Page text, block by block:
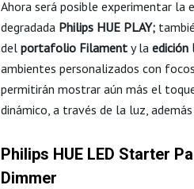
Ahora será posible experimentar la
degradada Philips HUE PLAY;
del portafolio Filament y la edición
ambientes personalizados con
permitirán mostrar aún más el
dinámico, a través de la luz,
Philips HUE LED Starter
Dimmer